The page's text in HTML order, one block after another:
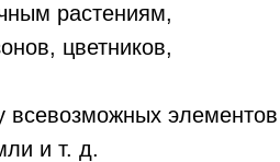
растениям,
цветников,
всевозможных элементов
и т. д.